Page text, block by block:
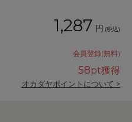
1,287 円 (税込)
会員登録(無料)
58pt獲得
オカダヤポイントについて >